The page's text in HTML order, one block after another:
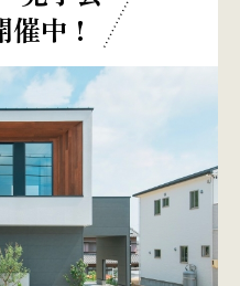
催中 !